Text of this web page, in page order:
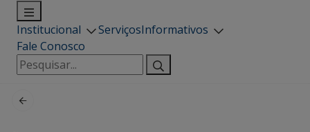
Institucional ServiçosInformativos
Fale Conosco
Pesquisar
por: